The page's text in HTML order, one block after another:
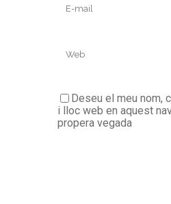
Deseu el meu nom,
i lloc web en aquest
propera vegada